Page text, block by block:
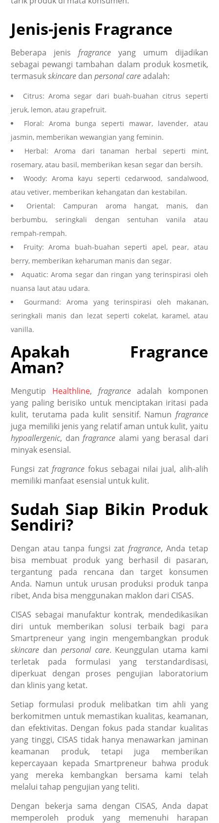
Jenis-jenis Fragrance
Beberapa jenisfragrance yang umum dijadikan
sebagai pewangi tambahan dalam produk kosmetik,
termasukskincare danpersonal careadalah:
Citrus: Aroma segar dari buah-buahan citrus seperti
jeruk, lemon, atau grapefruit.
Floral: Aroma bunga seperti mawar, lavender, atau
jasmin, memberikan wewangian yang feminin.
Herbal: Aroma dari tanaman herbal seperti mint,
rosemary, atau basil, memberikan kesan segar dan bersih.
Woody: Aroma kayu seperti cedarwood, sandalwood,
atau vetiver, memberikan kehangatan dan kestabilan.
Oriental: Campuran aroma hangat, manis, dan
berbumbu, seringkali dengan sentuhan vanila atau
rempah-rempah.
Fruity: Aroma buah-buahan seperti apel, pear, atau
berry, memberikan keharuman manis dan segar.
Aquatic: Aroma segar dan ringan yang terinspirasi oleh
nuansa laut atau udara.
Gourmand: Aroma yang terinspirasi oleh makanan,
seringkali manis dan lezat seperti cokelat, karamel, atau
vanilla.
Apakah Fragrance
Aman?
Mengutip Healthline, fragranceadalah komponen
yang paling berisiko untuk menciptakan iritasi pada
kulit, terutama pada kulit sensitif. Namun fragrance
juga memiliki jenis yang relatif aman untuk kulit, yaitu
hypoallergenic, danfragrancealami yang berasal dari
minyak esensial.
Fungsi zatfragrance fokus sebagai nilai jual, alih-alih
memiliki manfaat esensial untuk kulit.
Sudah Siap Bikin Produk
Sendiri?
Dengan atau tanpa fungsi zat fragrance, Anda tetap
bisa membuat produk yang berhasil di pasaran,
tergantung pada rencana dan target konsumen
Anda. Namun untuk urusan produksi produk tanpa
ribet, Anda bisa menggunakan maklon dari CISAS.
CISAS sebagai manufaktur kontrak, mendedikasikan
diri untuk memberikan solusi terbaik bagi para
Smartpreneur yang ingin mengembangkan produk
skincare dan personal care. Keunggulan utama kami
terletak pada formulasi yang terstandardisasi,
diperkuat dengan proses pengujian laboratorium
dan klinis yang ketat.
Setiap formulasi produk melibatkan tim ahli yang
berkomitmen untuk memastikan kualitas, keamanan,
dan efektivitas. Dengan fokus pada standar kualitas
yang tinggi, CISAS tidak hanya menawarkan jaminan
keamanan produk, tetapi juga memberikan
kepercayaan kepada Smartpreneur bahwa produk
yang mereka kembangkan bersama kami telah
melalui tahap pengujian yang teliti.
Dengan bekerja sama dengan CISAS, Anda dapat
memperoleh produk yang memenuhi harapan